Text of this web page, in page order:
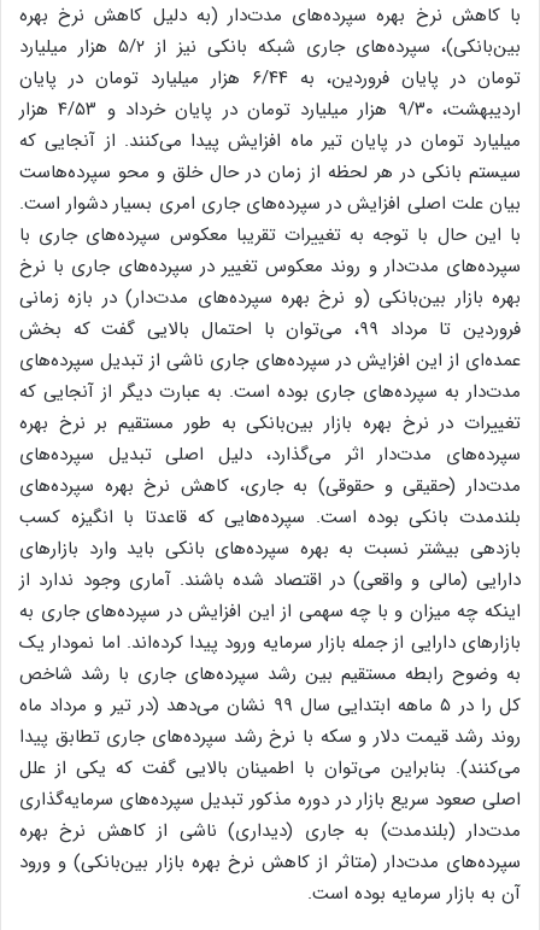
با کاهش نرخ بهره سپرده‌های مدت‌دار (به دلیل کاهش نرخ بهره
بین‌بانکی)، سپرده‌های جاری شبکه بانکی نیز از ۵/۲ هزار میلیارد
تومان در پایان فروردین، به ۶/۴۴ هزار میلیارد تومان در پایان
اردیبهشت، ۹/۳۰ هزار میلیارد تومان در پایان خرداد و ۴/۵۳ هزار
میلیارد تومان در پایان تیر ماه افزایش پیدا می‌کنند. از آنجایی که
سیستم بانکی در هر لحظه از زمان در حال خلق و محو سپرده‌هاست
بیان علت اصلی افزایش در سپرده‌های جاری امری بسیار دشوار است.
با این حال با توجه به تغییرات تقریبا معکوس سپرده‌های جاری با
سپرده‌های مدت‌دار و روند معکوس تغییر در سپرده‌های جاری با نرخ
بهره بازار بین‌بانکی (و نرخ بهره سپرده‌های مدت‌دار) در بازه زمانی
فروردین تا مرداد ۹۹، می‌توان با احتمال بالایی گفت که بخش
عمده‌ای از این افزایش در سپرده‌های جاری ناشی از تبدیل سپرده‌های
مدت‌دار به سپرده‌های جاری بوده است. به عبارت دیگر از آنجایی که
تغییرات در نرخ بهره بازار بین‌بانکی به طور مستقیم بر نرخ بهره
سپرده‌های مدت‌دار اثر می‌گذارد، دلیل اصلی تبدیل سپرده‌های
مدت‌دار (حقیقی و حقوقی) به جاری، کاهش نرخ بهره سپرده‌های
بلندمدت بانکی بوده است. سپرده‌هایی که قاعدتا با انگیزه کسب
بازدهی بیشتر نسبت به بهره سپرده‌های بانکی باید وارد بازارهای
دارایی (مالی و واقعی) در اقتصاد شده باشند. آماری وجود ندارد از
اینکه چه میزان و با چه سهمی از این افزایش در سپرده‌های جاری به
بازارهای دارایی از جمله بازار سرمایه ورود پیدا کرده‌اند. اما نمودار یک
به وضوح رابطه مستقیم بین رشد سپرده‌های جاری با رشد شاخص
کل را در ۵ ماهه ابتدایی سال ۹۹ نشان می‌دهد (در تیر و مرداد ماه
روند رشد قیمت دلار و سکه با نرخ رشد سپرده‌های جاری تطابق پیدا
می‌کنند). بنابراین می‌توان با اطمینان بالایی گفت که یکی از علل
اصلی صعود سریع بازار در دوره مذکور تبدیل سپرده‌های سرمایه‌گذاری
مدت‌دار (بلندمدت) به جاری (دیداری) ناشی از کاهش نرخ بهره
سپرده‌های مدت‌دار (متاثر از کاهش نرخ بهره بازار بین‌بانکی) و ورود
آن به بازار سرمایه بوده است.